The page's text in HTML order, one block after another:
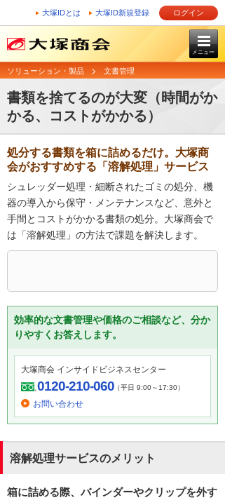
大塚IDとは 大塚ID新規登録 ログイン
メニュー
ソリューション・製品 文書管理
書類を捨てるのが大変（時間がか
かる、コストがかかる）
処分する書類を箱に詰めるだけ。大塚商
会がおすすめする「溶解処理」サービス
シュレッダー処理・細断されたゴミの処分、機
器の導入から保守・メンテナンスなど、意外と
手間とコストがかかる書類の処分。大塚商会で
は「溶解処理」の方法で課題を解決します。
効率的な文書管理や価格のご相談など、分か
りやすくお答えします。
大塚商会 インサイドビジネスセンター
0120-210-060（平日 9:00～17:30）
お問い合わせ
溶解処理サービスのメリット
箱に詰める際、バインダーやクリップを外す